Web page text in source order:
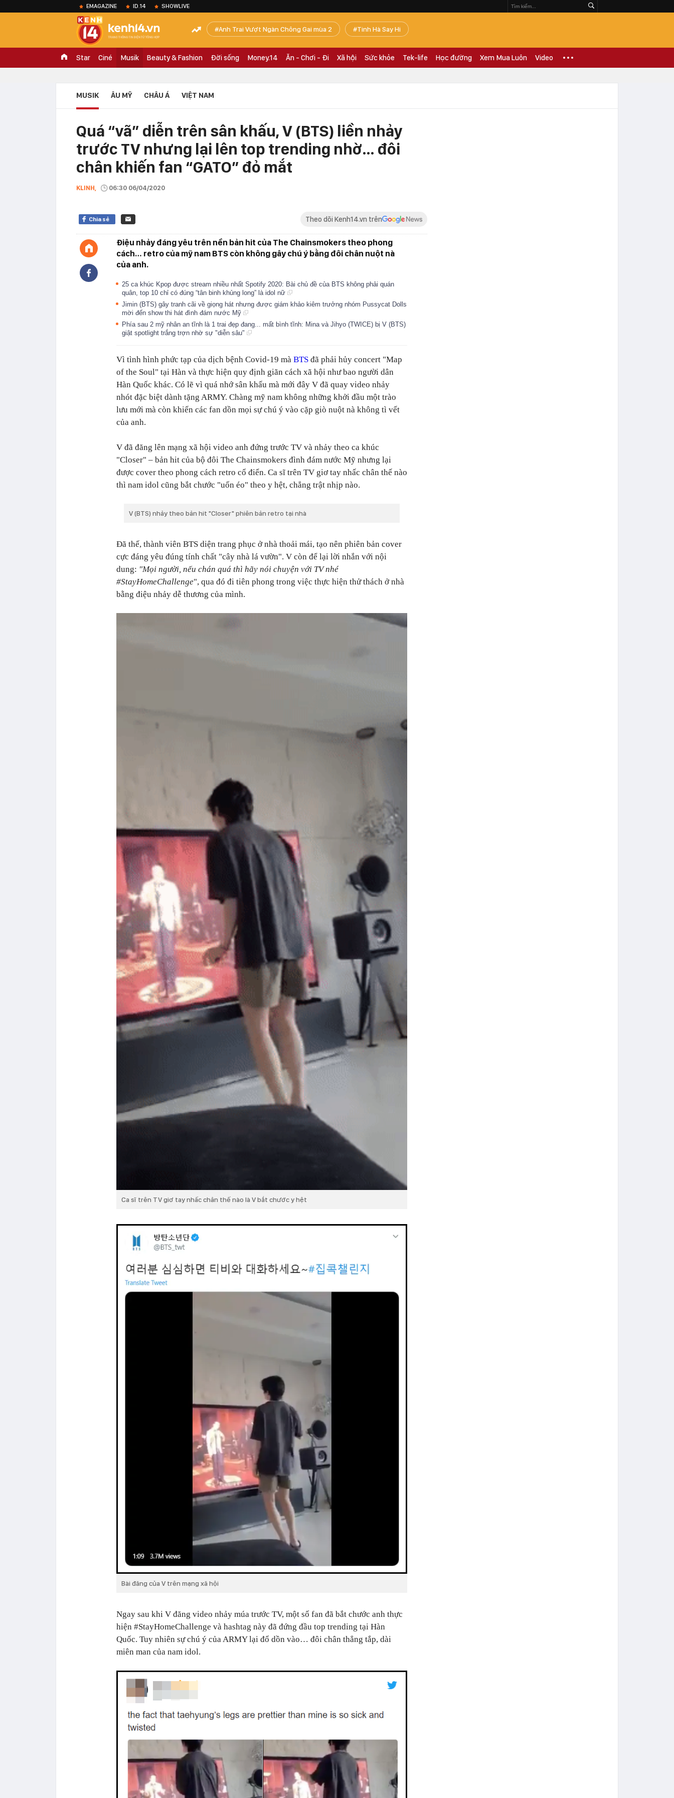
EMAGAZINE ID.14 SHOWLIVE
Anh Trai Vượt Ngàn Chông Gai mùa 2 Tinh Hà Say Hi
Star Ciné Musik Beauty & Fashion Đời sống Money.14 Ăn - Chơi - Đi Xã hội Sức khỏe Tek-life Học đường Xem Mua Luôn Video
MUSIK ÂU MỸ CHÂU Á VIỆT NAM
Quá “vã” diễn trên sân khấu, V (BTS) liền nhảy
trước TV nhưng lại lên top trending nhờ… đôi
chân khiến fan “GATO” đỏ mắt
KLINH, 06:30 06/04/2020
Chia sẻ Theo dõi Kenh14.vn trên
Điệu nhảy đáng yêu trên nền bản hit của The Chainsmokers theo phong
cách… retro của mỹ nam BTS còn không gây chú ý bằng đôi chân nuột nà
của anh.
25 ca khúc Kpop được stream nhiều nhất Spotify 2020: Bài chủ đề của BTS không phải quán
quân, top 10 chỉ có đúng “tân binh khủng long” là idol nữ
Jimin (BTS) gây tranh cãi về giọng hát nhưng được giám khảo kiêm trưởng nhóm Pussycat Dolls
mời đến show thi hát đình đám nước Mỹ
Phía sau 2 mỹ nhân an tĩnh là 1 trai đẹp đang... mất bình tĩnh: Mina và Jihyo (TWICE) bị V (BTS)
giật spotlight trắng trợn nhờ sự "diễn sâu"
Vì tình hình phức tạp của dịch bệnh Covid-19 mà BTS đã phải hủy concert "Map
of the Soul" tại Hàn và thực hiện quy định giãn cách xã hội như bao người dân
Hàn Quốc khác. Có lẽ vì quá nhớ sân khấu mà mới đây V đã quay video nhảy
nhót đặc biệt dành tặng ARMY. Chàng mỹ nam không những khởi đầu một trào
lưu mới mà còn khiến các fan dồn mọi sự chú ý vào cặp giò nuột nà không tì vết
của anh.
V đã đăng lên mạng xã hội video anh đứng trước TV và nhảy theo ca khúc
"Closer" – bản hit của bộ đôi The Chainsmokers đình đám nước Mỹ nhưng lại
được cover theo phong cách retro cổ điển. Ca sĩ trên TV giơ tay nhấc chân thế nào
thì nam idol cũng bắt chước "uốn éo" theo y hệt, chẳng trật nhịp nào.
V (BTS) nhảy theo bản hit "Closer" phiên bản retro tại nhà
Đã thế, thành viên BTS diện trang phục ở nhà thoải mái, tạo nên phiên bản cover
cực đáng yêu đúng tính chất "cây nhà lá vườn". V còn để lại lời nhắn với nội
dung: "Mọi người, nếu chán quá thì hãy nói chuyện với TV nhé
#StayHomeChallenge", qua đó đi tiên phong trong việc thực hiện thử thách ở nhà
bằng điệu nhảy dễ thương của mình.
Ca sĩ trên TV giơ tay nhấc chân thế nào là V bắt chước y hệt
Bài đăng của V trên mạng xã hội
Ngay sau khi V đăng video nhảy múa trước TV, một số fan đã bắt chước anh thực
hiện #StayHomeChallenge và hashtag này đã đứng đầu top trending tại Hàn
Quốc. Tuy nhiên sự chú ý của ARMY lại đổ dồn vào… đôi chân thẳng tắp, dài
miên man của nam idol.